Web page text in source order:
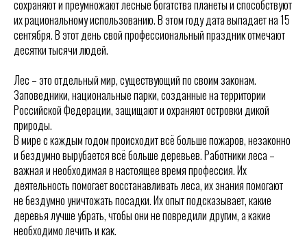
сохраняют и преумножают лесные богатства планеты и способствуют
их рациональному использованию. В этом году дата выпадает на 15
сентября. В этот день свой профессиональный праздник отмечают
десятки тысячи людей.
Лес – это отдельный мир, существующий по своим законам.
Заповедники, национальные парки, созданные на территории
Российской Федерации, защищают и охраняют островки дикой
природы.
В мире с каждым годом происходит всё больше пожаров, незаконно
и бездумно вырубается всё больше деревьев. Работники леса –
важная и необходимая в настоящее время профессия. Их
деятельность помогает восстанавливать леса, их знания помогают
не бездумно уничтожать посадки. Их опыт подсказывает, какие
деревья лучше убрать, чтобы они не повредили другим, а какие
необходимо лечить и как.